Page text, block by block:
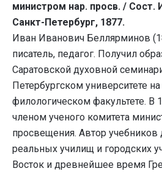
министром нар. просв. / Сост.
Санкт-Петербург, 1877.
Иван Иванович Беллярминов
писатель, педагог. Получил
Саратовской духовной
Петербургском университете
филологическом факультете. В
членом ученого комитета
просвещения. Автор учебников
реальных училищ и городских
Восток и древнейшее время